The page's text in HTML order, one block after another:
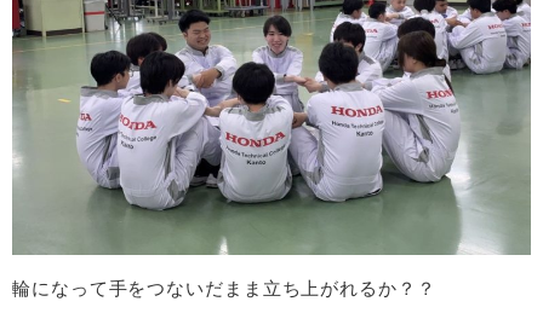
輪になって手をつないだまま立ち上がれるか？？